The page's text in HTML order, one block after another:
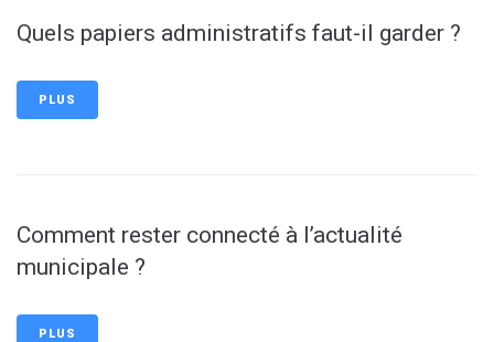
Quels papiers administratifs faut-il garder ?
PLUS
Comment rester connecté à l’actualité
municipale ?
PLUS